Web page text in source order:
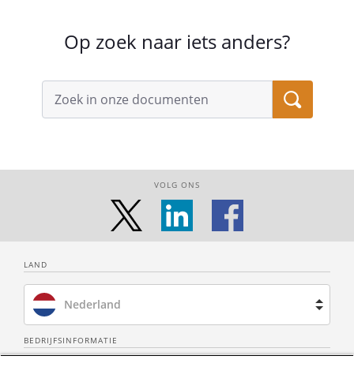
Op zoek naar iets anders?
VOLG ONS
LAND
Nederland
Brazilië
BEDRIJFSINFORMATIE